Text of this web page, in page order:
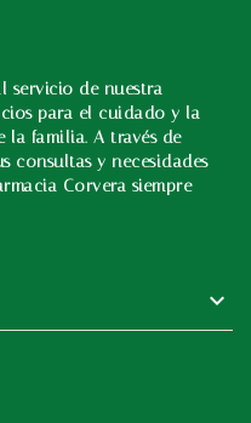
servicio de nuestra
para el cuidado y la
la familia. A través de
consultas y necesidades
Corvera siempre
